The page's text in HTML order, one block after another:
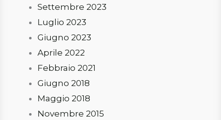
Settembre 2023
Luglio 2023
Giugno 2023
Aprile 2022
Febbraio 2021
Giugno 2018
Maggio 2018
Novembre 2015